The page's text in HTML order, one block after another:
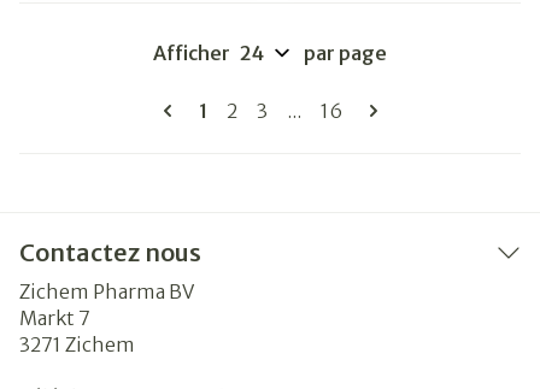
Pages
Vous lisez actuellement la page
1 Page
2 Page
3 ... Page
16
Afficher par page
Contactez nous
Zichem Pharma BV
Markt 7
3271 Zichem